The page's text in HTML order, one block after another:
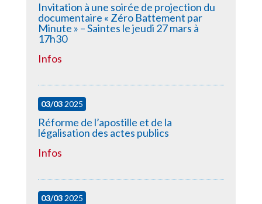
Invitation à une soirée de projection du
documentaire « Zéro Battement par
Minute » – Saintes le jeudi 27 mars à
17h30
Infos
03/032025
Réforme de l’apostille et de la
légalisation des actes publics
Infos
03/032025